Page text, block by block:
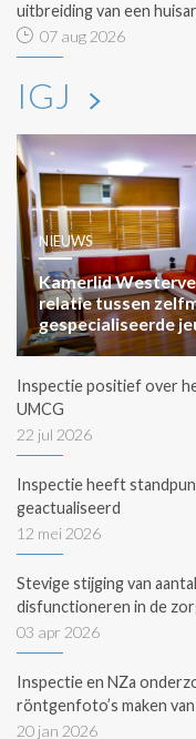
uitbreiding van een
07 aug 2026
IGJ
NIEUWS
Kamerlid
relatie tussen
gespecialiseerde
Inspectie positief over
UMCG
22 jul 2026
Inspectie heeft
geactualiseerd
12 mei 2026
Stevige stijging van
disfunctioneren in de
03 apr 2026
Inspectie en NZa
röntgenfoto’s maken
20 jan 2026